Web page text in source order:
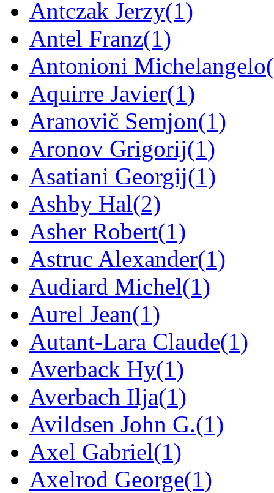
Antczak Jerzy(1)
Antel Franz(1)
Antonioni Michelangelo
Aquirre Javier(1)
Aranovič Semjon(1)
Aronov Grigorij(1)
Asatiani Georgij(1)
Ashby Hal(2)
Asher Robert(1)
Astruc Alexander(1)
Audiard Michel(1)
Aurel Jean(1)
Autant-Lara Claude(1)
Averback Hy(1)
Averbach Ilja(1)
Avildsen John G.(1)
Axel Gabriel(1)
Axelrod George(1)